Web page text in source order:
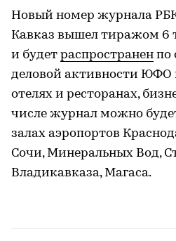
Новый номер журнала
Кавказ вышел тиражом 6
и будет распространен по
деловой активности ЮФО
отелях и ресторанах,
числе журнал можно
залах аэропортов
Сочи, Минеральных Вод,
Владикавказа, Магаса.